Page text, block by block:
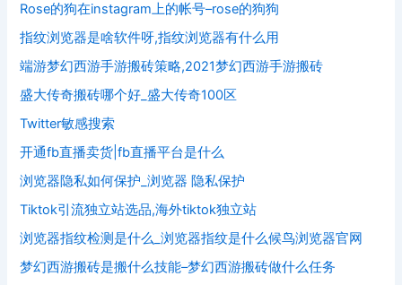
Rose的狗在instagram上的帐号–rose的狗狗
指纹浏览器是啥软件呀,指纹浏览器有什么用
端游梦幻西游手游搬砖策略,2021梦幻西游手游搬砖
盛大传奇搬砖哪个好_盛大传奇100区
Twitter敏感搜索
开通fb直播卖货|fb直播平台是什么
浏览器隐私如何保护_浏览器 隐私保护
Tiktok引流独立站选品,海外tiktok独立站
浏览器指纹检测是什么_浏览器指纹是什么候鸟浏览器官网
梦幻西游搬砖是搬什么技能–梦幻西游搬砖做什么任务